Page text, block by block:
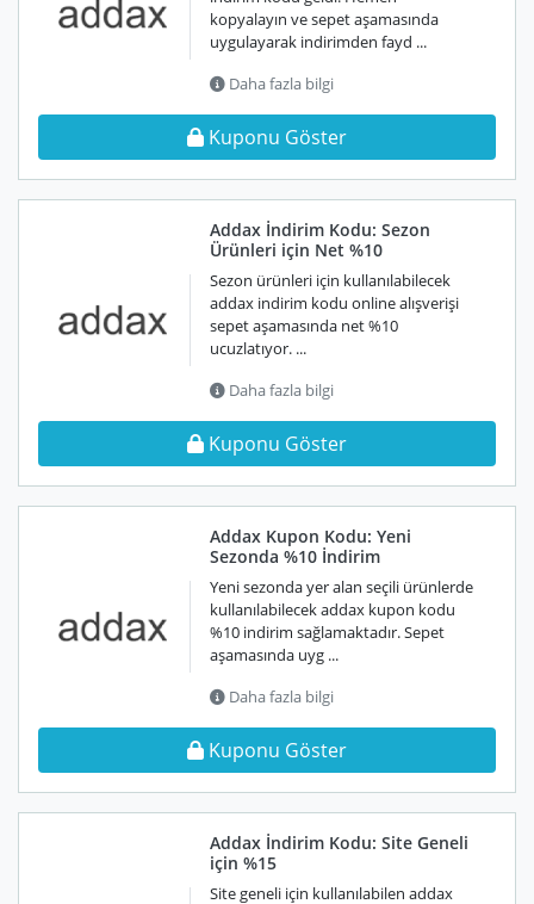
kopyalayın ve sepet aşamasında
uygulayarak indirimden fayd ...
Daha fazla bilgi
Kuponu Göster
Addax İndirim Kodu: Sezon
Ürünleri için Net %10
Sezon ürünleri için kullanılabilecek
addax indirim kodu online alışverişi
sepet aşamasında net %10
ucuzlatıyor. ...
Daha fazla bilgi
Kuponu Göster
Addax Kupon Kodu: Yeni
Sezonda %10 İndirim
Yeni sezonda yer alan seçili ürünlerde
kullanılabilecek addax kupon kodu
%10 indirim sağlamaktadır. Sepet
aşamasında uyg ...
Daha fazla bilgi
Kuponu Göster
Addax İndirim Kodu: Site Geneli
için %15
Site geneli için kullanılabilen addax